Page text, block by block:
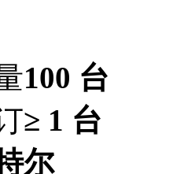
100 台
≥ 1 台
尔